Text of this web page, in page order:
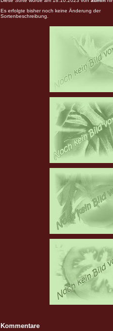
Es erfolgte bisher noch keine Änderung der
Sortenbeschreibung.
Kommentare